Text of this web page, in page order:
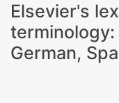
Elsevier's
terminology:
German,